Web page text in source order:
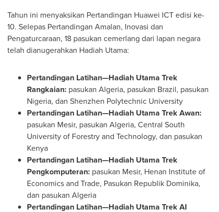
Tahun ini menyaksikan Pertandingan Huawei ICT edisi ke-
10. Selepas Pertandingan Amalan, Inovasi dan
Pengaturcaraan, 18 pasukan cemerlang dari lapan negara
telah dianugerahkan Hadiah Utama:
Pertandingan Latihan—Hadiah Utama Trek
Rangkaian: pasukan Algeria, pasukan Brazil, pasukan
Nigeria, dan Shenzhen Polytechnic University
Pertandingan Latihan—Hadiah Utama Trek Awan:
pasukan Mesir, pasukan Algeria, Central South
University of Forestry and Technology, dan pasukan
Kenya
Pertandingan Latihan—Hadiah Utama Trek
Pengkomputeran: pasukan Mesir, Henan Institute of
Economics and Trade, Pasukan Republik Dominika,
dan pasukan Algeria
Pertandingan Latihan—Hadiah Utama Trek AI